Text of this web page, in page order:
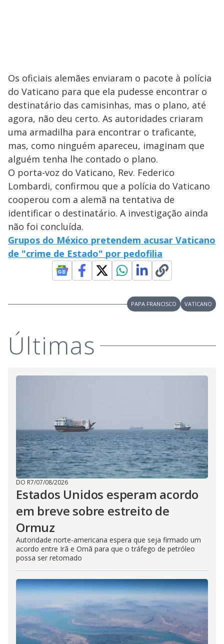
Os oficiais alemães enviaram o pacote à polícia
do Vaticano para que ela pudesse encontrar o
destinatário das camisinhas, mas o plano, até
agora, não deu certo. As autoridades criaram
uma armadilha para encontrar o traficante,
mas, como ninguém apareceu, imaginam que
alguém tenha lhe contado o plano.
O porta-voz do Vaticano, Rev. Federico
Lombardi, confirmou que a polícia do Vaticano
cooperou com a alemã na tentativa de
identificar o destinatário. A investigação ainda
não foi concluída.
Grupos do México pretendem acusar Vaticano
de "crime de Estado" por pedofilia
PAPA FRANCISCO VATICANO
Últimas
DO R7/07/08/2026
Estados Unidos esperam acordo
em breve sobre estreito de
Ormuz
Autoridade norte-americana espera que seja firmado um
acordo entre Irã e Omã para que o tráfego de petróleo
possa ser retomado